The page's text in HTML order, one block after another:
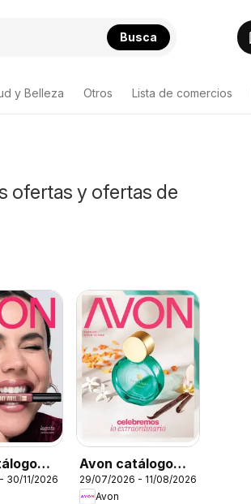
Busca
y Belleza Otros Lista de comercios
ofertas y ofertas de
30/11/2026
Avon catálogo
ciclo 12
29/07/2026 - 11/08/2026
Avon